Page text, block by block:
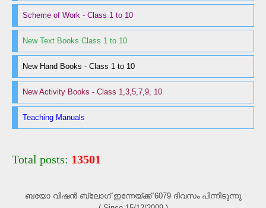
Scheme of Work - Class 1 to 10
New Text Books Class 1 to 10
New Hand Books - Class 1 to 10
New Activity Books - Class 1,3,5,7,9, 10
Teaching Manuals
Total posts: 13501
ബയോ വിഷൻ ബ്ലോഗ്‌ ഇന്നേയ്ക്ക് 6079 ദിവസം പിന്നിടുന്നു